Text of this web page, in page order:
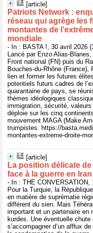
[article]
Patriots Network :
réseau qui agrège les
montantes de
mondiale
- In : BASTA !, 30 avril 2026
Lancé par Enzo Alias-
Front national (FN) puis du
Bouches-du-Rhône (France),
lien et former les futures
potentiels futurs cadres de
quarantaine de pays, se
thèmes idéologiques
immigration, sécurité,
déploie sur les cinq
mouvement MAGA (Make
trumpistes. https://
montantes-extreme-droite-
[article]
La position délicate
face à la guerre en Iran
- In : THE CONVERSATION,
Pour la Turquie, la
en matière de suprématie
différent du sien. Mais
important et un partenaire en
kurdes. Une éventuelle
s’accompagner d’un afflux